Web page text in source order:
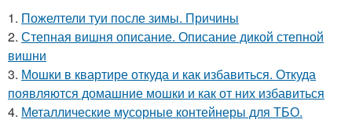
1. Пожелтели туи после зимы. Причины
2. Степная вишня описание. Описание дикой степной
вишни
3. Мошки в квартире откуда и как избавиться. Откуда
появляются домашние мошки и как от них избавиться
4. Металлические мусорные контейнеры для ТБО.